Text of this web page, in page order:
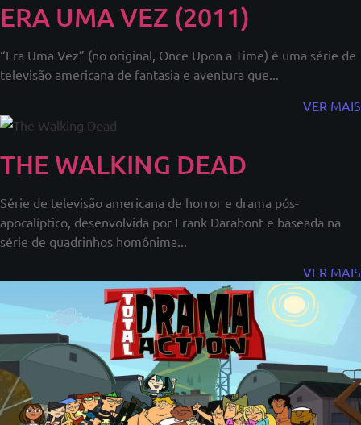
ERA UMA VEZ (2011)
“Era Uma Vez” (no original, Once Upon a Time) é uma série de
televisão americana de fantasia e aventura que...
VER MAIS
THE WALKING DEAD
Série de televisão americana de horror e drama pós-
apocalíptico, desenvolvida por Frank Darabont e baseada na
série de quadrinhos homônima...
VER MAIS